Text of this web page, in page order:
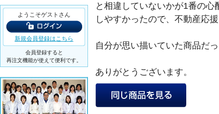
と相違していないかが1番の
しやすかったので、不動産応
自分が思い描いていた商品だ
ありがとうございます。
ようこそゲストさん
新規会員登録はこちら
会員登録すると
再注文機能が使えて便利です。